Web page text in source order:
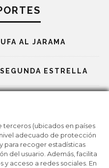
terceros (ubicados en países
adecuado de protección
para recoger estadísticas
del usuario. Además, facilita
y acceso a redes sociales. En
AL JARAMA
ESTRELLA
CONQUISTAR EL
LOS JJOO DE